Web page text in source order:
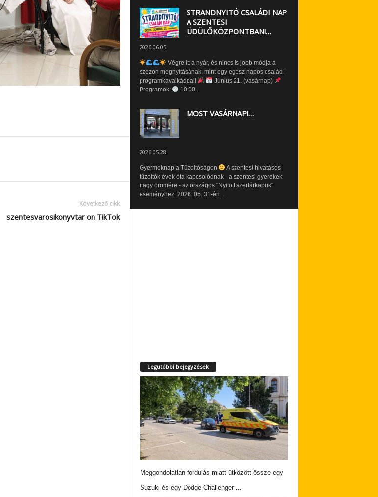
Következő cikk
szentesvarosikonyvtar on TikTok
STRANDNYITÓ CSALÁDI NAP
A SZENTESI
ÜDÜLŐKÖZPONTBAN!…
2026.06.05.
Végre itt a nyár, és nincs is jobb módja a
szezon megnyitásának, mint egy egész napos családi
programkavalkáddal!
Június 21. (vasárnap)
Programok:
10:00...
MOST VASÁRNAP!…
2026.05.28.
Gyermeknap a Tűzoltóságon
A szentesi hivatásos
tűzoltók évek óta kapcsolódnak - a szentesi gyerekek
nagy örömére - az országos "Nyitott szertárkapuk"
eseményhez. 2026. 05. 31-én...
Legutóbbi bejegyzések
Meggondolatlan fordulás miatt ütközött össze egy
Suzuki és egy Dodge Challenger …